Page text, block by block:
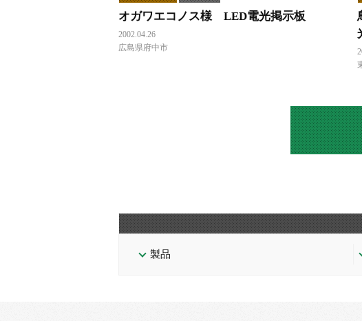
オガワエコノス様 LED電光掲示板
2002.04.26
広島県府中市
製品